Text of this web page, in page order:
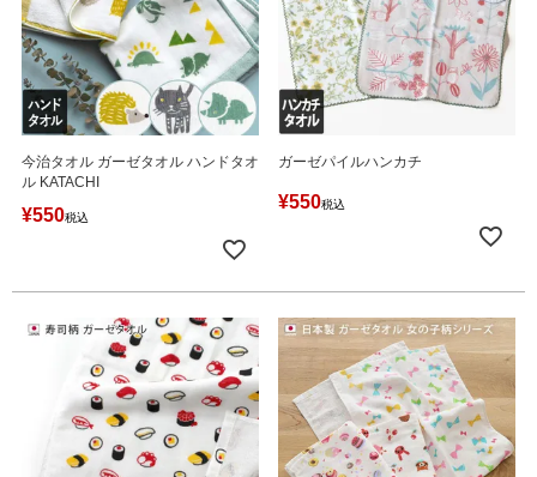
今治タオル ガーゼタオル ハンドタオ
ル KATACHI
¥550税込
ガーゼパイルハンカチ
¥550税込